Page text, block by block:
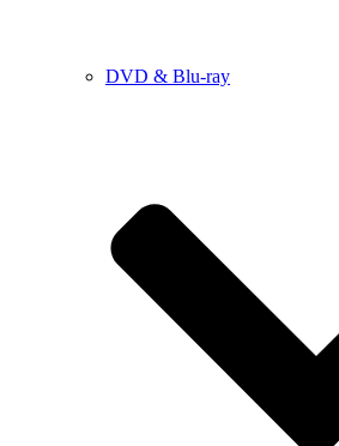
DVD & Blu-ray